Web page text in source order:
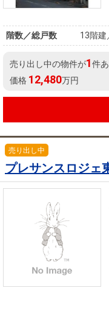
階数／総戸数
13階建
売り出し中の物件が1件
価格 12,480万円
プレサンスロジェ
売り出し中